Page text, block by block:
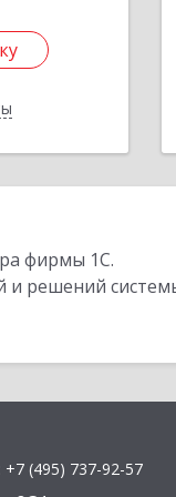
фирмы 1С.
и решений
+7 (495) 737-92-57